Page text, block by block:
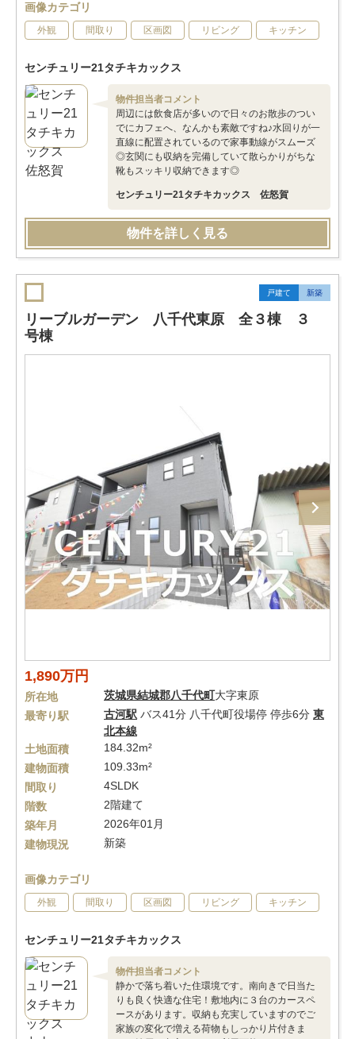
画像カテゴリ
外観 間取り 区画図 リビング キッチン
センチュリー21タチキカックス
物件担当者コメント
周辺には飲食店が多いので日々のお散歩のつい
でにカフェへ、なんかも素敵ですね♪水回りが一
直線に配置されているので家事動線がスムーズ
◎玄関にも収納を完備していて散らかりがちな
靴もスッキリ収納できます◎
センチュリー21タチキカックス 佐怒賀
物件を詳しく見る
戸建て 新築
リーブルガーデン 八千代東原 全３棟 ３
号棟
1,890万円
所在地 茨城県結城郡八千代町大字東原
最寄り駅
古河駅 バス41分 八千代町役場停 停歩6分 東
北本線
土地面積
184.32m²
建物面積
109.33m²
間取り
4SLDK
階数
2階建て
築年月
2026年01月
建物現況
新築
画像カテゴリ
外観 間取り 区画図 リビング キッチン
センチュリー21タチキカックス
物件担当者コメント
静かで落ち着いた住環境です。南向きで日当た
りも良く快適な住宅！敷地内に３台のカースペ
ースがあります。収納も充実していますのでご
家族の変化で増える荷物もしっかり片付きま